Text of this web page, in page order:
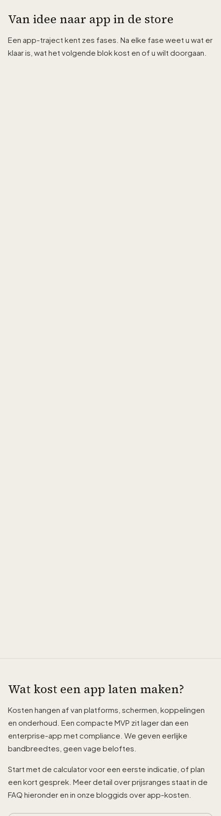
Van idee naar app in de store
Een app-traject kent zes fases. Na elke fase weet u wat er
klaar is, wat het volgende blok kost en of u wilt doorgaan.
Wat kost een app laten maken?
Kosten hangen af van platforms, schermen, koppelingen
en onderhoud. Een compacte MVP zit lager dan een
enterprise-app met compliance. We geven eerlijke
bandbreedtes, geen vage beloftes.
Start met de calculator voor een eerste indicatie, of plan
een kort gesprek. Meer detail over prijsranges staat in de
FAQ hieronder en in onze bloggids over app-kosten.